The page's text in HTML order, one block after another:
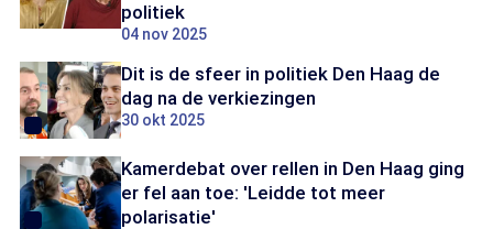
politiek
04 nov 2025
Dit is de sfeer in politiek Den Haag de
dag na de verkiezingen
30 okt 2025
Kamerdebat over rellen in Den Haag ging
er fel aan toe: 'Leidde tot meer
polarisatie'